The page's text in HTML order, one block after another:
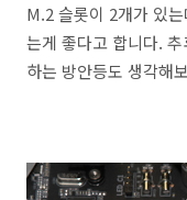
M.2 슬롯이 2개가 있
는게 좋다고 합니다.
하는 방안등도 생각해